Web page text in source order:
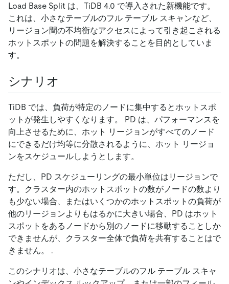
Load Base Split は、TiDB 4.0 で導入された新機能です。
これは、小さなテーブルのフル テーブル スキャンなど、
リージョン間の不均衡なアクセスによって引き起こされる
ホットスポットの問題を解決することを目的としていま
す。
シナリオ
TiDB では、負荷が特定のノードに集中するとホットスポ
ットが発生しやすくなります。 PD は、パフォーマンスを
向上させるために、ホット リージョンがすべてのノード
にできるだけ均等に分散されるように、ホット リージョ
ンをスケジュールしようとします。
ただし、PD スケジューリングの最小単位はリージョンで
す。クラスター内のホットスポットの数がノードの数より
も少ない場合、またはいくつかのホットスポットの負荷が
他のリージョンよりもはるかに大きい場合、PD はホット
スポットをあるノードから別のノードに移動することしか
できませんが、クラスター全体で負荷を共有することはで
きません。 .
このシナリオは、小さなテーブルのフル テーブル スキャ